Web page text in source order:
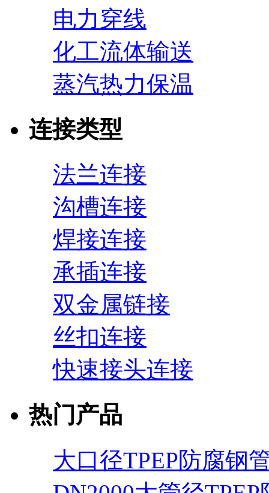
电力穿线
化工流体输送
蒸汽热力保温
连接类型
法兰连接
沟槽连接
焊接连接
承插连接
双金属链接
丝扣连接
快速接头连接
热门产品
大口径TPEP防腐钢